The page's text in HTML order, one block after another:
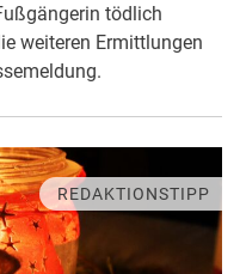
tödlich
weiteren Ermittlungen
REDAKTIONSTIPP